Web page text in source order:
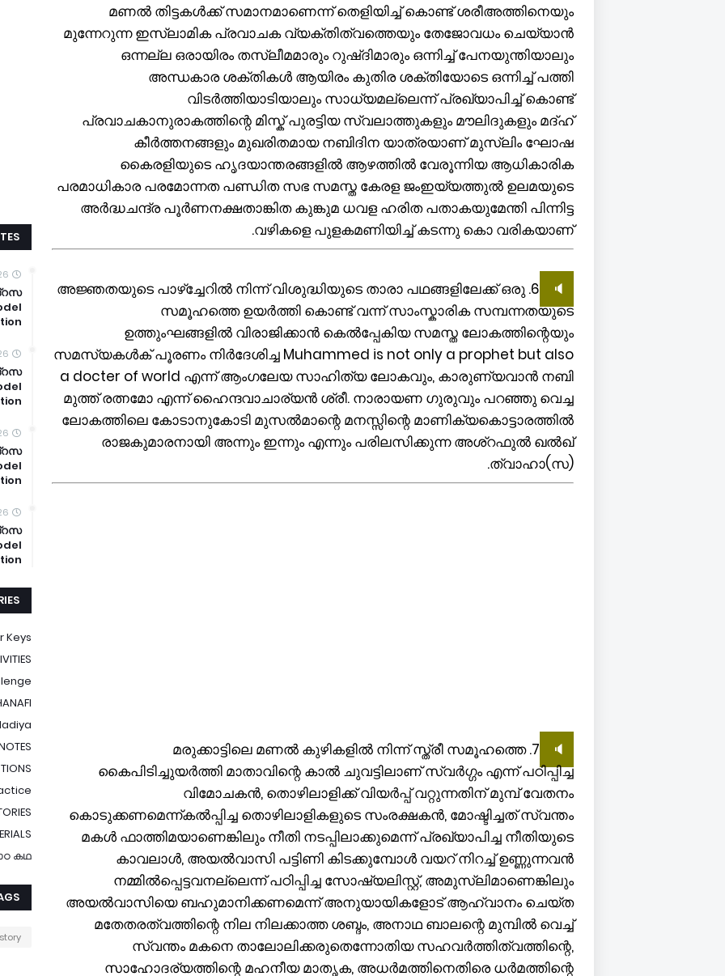
മണൽ തിട്ടകൾക്ക് സമാനമാണെന്ന് തെളിയിച്ച് കൊണ്ട് ശരീഅത്തിനെയും
മുന്നേറുന്ന ഇസ്ലാമിക പ്രവാചക വ്യക്തിത്വത്തെയും തേജോവധം ചെയ്യാൻ
ഒന്നല്ല ഒരായിരം തസ്ലീമമാരും റുഷ്ദിമാരും ഒന്നിച്ച് പേനയുന്തിയാലും
അന്ധകാര ശക്തികൾ ആയിരം കുതിര ശക്തിയോടെ ഒന്നിച്ച് പത്തി
വിടർത്തിയാടിയാലും സാധ്യമല്ലെന്ന് പ്രഖ്യാപിച്ച് കൊണ്ട്
പ്രവാചകാനുരാകത്തിന്റെ മിസ്ക് പുരട്ടിയ സ്വലാത്തുകളും മൗലിദുകളും മദ്ഹ്
കീർത്തനങ്ങളും മുഖരിതമായ നബിദിന യാത്രയാണ് മുസ്ലിം ഘോഷ
കൈരളിയുടെ ഹൃദയാന്തരങ്ങളിൽ ആഴത്തിൽ വേരൂന്നിയ ആധികാരിക
പരമാധികാര പരമോന്നത പണ്ഡിത സഭ സമസ്ത കേരള ജംഇയ്യത്തുൽ ഉലമയുടെ
അർദ്ധചന്ദ്ര പൂർണനക്ഷതാങ്കിത കുങ്കുമ ധവള ഹരിത പതാകയുമേന്തി പിന്നിട്ട
വഴികളെ പുളകമണിയിച്ച് കടന്നു കൊ വരികയാണ്.
🔈
6. അജ്ഞതയുടെ പാഴ്ച്ചേറിൽ നിന്ന് വിശുദ്ധിയുടെ താരാ പഥങ്ങളിലേക്ക് ഒരു
സമൂഹത്തെ ഉയർത്തി കൊണ്ട് വന്ന് സാംസ്കാരിക സമ്പന്നതയുടെ
ഉത്തുംഘങ്ങളിൽ വിരാജിക്കാൻ കെൽപ്പേകിയ സമസ്ത ലോകത്തിന്റെയും
സമസ്യകൾക് പൂരണം നിർദേശിച്ച Muhammed is not only a prophet but also
a docter of world എന്ന് ആംഗലേയ സാഹിത്യ ലോകവും, കാരുണ്യവാൻ നബി
മുത്ത് രത്നമോ എന്ന് ഹൈന്ദവാചാര്യൻ ശ്രീ. നാരായണ ഗുരുവും പറഞ്ഞു വെച്ച
ലോകത്തിലെ കോടാനുകോടി മുസൽമാന്റെ മനസ്സിന്റെ മാണിക്യകൊട്ടാരത്തിൽ
രാജകുമാരനായി അന്നും ഇന്നും എന്നും പരിലസിക്കുന്ന അശ്റഫുൽ ഖൽഖ്
ത്വാഹാ(സ).
🔈
7. മരുക്കാട്ടിലെ മണൽ കുഴികളിൽ നിന്ന് സ്ത്രീ സമൂഹത്തെ
കൈപിടിച്ചുയർത്തി മാതാവിന്റെ കാൽ ചുവട്ടിലാണ് സ്വർഗ്ഗം എന്ന് പഠിപ്പിച്ച
വിമോചകൻ, തൊഴിലാളിക്ക് വിയർപ്പ് വറ്റുന്നതിന് മുമ്പ് വേതനം
കൊടുക്കണമെന്ന്കൽപ്പിച്ച തൊഴിലാളികളുടെ സംരക്ഷകൻ, മോഷ്ടിച്ചത് സ്വന്തം
മകൾ ഫാത്തിമയാണെങ്കിലും നീതി നടപ്പിലാക്കുമെന്ന് പ്രഖ്യാപിച്ച നീതിയുടെ
കാവലാൾ, അയൽവാസി പട്ടിണി കിടക്കുമ്പോൾ വയറ് നിറച്ച് ഉണ്ണുന്നവൻ
നമ്മിൽപ്പെട്ടവനല്ലെന്ന് പഠിപ്പിച്ച സോഷ്യലിസ്റ്റ്, അമുസ്ലിമാണെങ്കിലും
അയൽവാസിയെ ബഹുമാനിക്കണമെന്ന് അനുയായികളോട് ആഹ്വാനം ചെയ്ത
മതേതരത്വത്തിന്റെ നില നിലക്കാത്ത ശബ്ദം, അനാഥ ബാലന്റെ മുമ്പിൽ വെച്ച്
സ്വന്തം മകനെ താലോലിക്കരുതെന്നോതിയ സഹവർത്തിത്വത്തിന്റെ,
സാഹോദര്യത്തിന്റെ മഹനീയ മാതൃക, അധർമത്തിനെതിരെ ധർമത്തിന്റെ
Keys
കഥ